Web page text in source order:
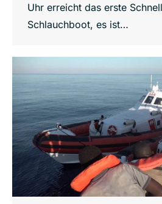
Uhr erreicht das erste
Schlauchboot, es ist…